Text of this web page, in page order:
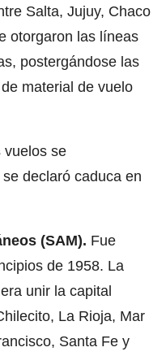
Salta, Jujuy, Chaco
otorgaron las líneas
postergándose las
material de vuelo
vuelos se
declaró caduca en
(SAM). Fue
de 1958. La
unir la capital
La Rioja, Mar
Santa Fe y